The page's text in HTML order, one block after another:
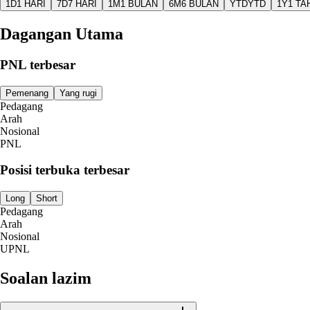
1D1 HARI 7D7 HARI 1M 1 BULAN 6M6 BULAN YTDYTD 1Y1
Dagangan Utama
PNL terbesar
Pemenang Yang rugi
Pedagang
Arah
Nosional
PNL
Posisi terbuka terbesar
Long Short
Pedagang
Arah
Nosional
UPNL
Soalan lazim